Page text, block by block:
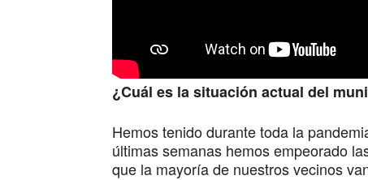
¿Cuál es la situación actual del
Hemos tenido durante toda la
últimas semanas hemos empeorado
que la mayoría de nuestros vecinos